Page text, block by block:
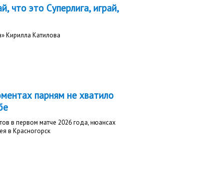
что это Суперлига, играй,
Кирилла Катилова
парням не хватило
в первом матче 2026 года, нюансах
в Красногорск